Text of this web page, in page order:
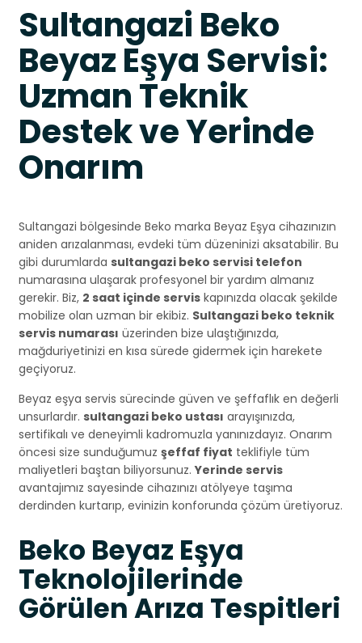
Sultangazi Beko
Beyaz Eşya Servisi:
Uzman Teknik
Destek ve Yerinde
Onarım
Sultangazi bölgesinde Beko marka Beyaz Eşya cihazınızın
aniden arızalanması, evdeki tüm düzeninizi aksatabilir. Bu
gibi durumlarda sultangazi beko servisi telefon
numarasına ulaşarak profesyonel bir yardım almanız
gerekir. Biz, 2 saat içinde servis kapınızda olacak şekilde
mobilize olan uzman bir ekibiz. Sultangazi beko teknik
servis numarası üzerinden bize ulaştığınızda,
mağduriyetinizi en kısa sürede gidermek için harekete
geçiyoruz.
Beyaz eşya servis sürecinde güven ve şeffaflık en değerli
unsurlardır. sultangazi beko ustası arayışınızda,
sertifikalı ve deneyimli kadromuzla yanınızdayız. Onarım
öncesi size sunduğumuz şeffaf fiyat teklifiyle tüm
maliyetleri baştan biliyorsunuz.Yerinde servis
avantajımız sayesinde cihazınızı atölyeye taşıma
derdinden kurtarıp, evinizin konforunda çözüm üretiyoruz.
Beko Beyaz Eşya
Teknolojilerinde
Görülen Arıza Tespitleri